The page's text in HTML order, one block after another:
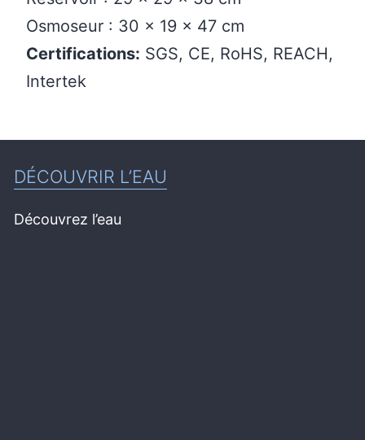
Osmoseur : 30 x 19 x 47 cm
Certifications: SGS, CE, RoHS, REACH,
Intertek
DÉCOUVRIR L’EAU
Découvrez l’eau